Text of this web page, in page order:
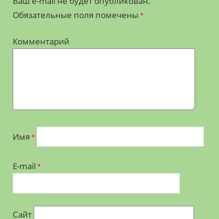
Обязательные поля помечены *
Комментарий
Имя *
E-mail *
Сайт